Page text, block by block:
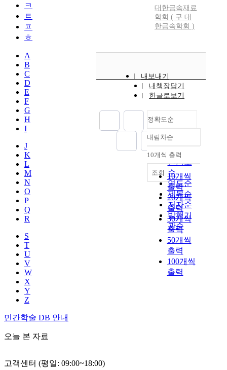
ㅋ
ㅌ
ㅍ
ㅎ
A
B
C
D
E
F
G
H
I
J
K
L
M
N
O
P
Q
R
S
T
U
V
W
X
Y
Z
민간학술 DB 안내
오늘 본 자료
대한금속재료
학회 ( 구 대
한금속학회 )
내보내기
내책장담기
한글로보기
정확도순
정확도
순
인기도
순
연도순
제목순
저자순
발행기
관순
내림차순
내림차순
10개씩 출력
10개씩
출력
20개씩
출력
30개씩
출력
50개씩
출력
100개씩
출력
조회
고객센터 (평일: 09:00~18:00)